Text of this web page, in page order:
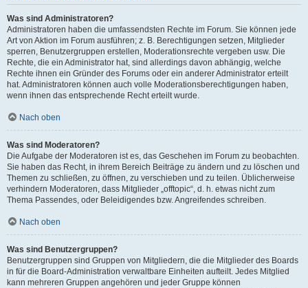
Was sind Administratoren?
Administratoren haben die umfassendsten Rechte im Forum. Sie können jede
Art von Aktion im Forum ausführen; z. B. Berechtigungen setzen, Mitglieder
sperren, Benutzergruppen erstellen, Moderationsrechte vergeben usw. Die
Rechte, die ein Administrator hat, sind allerdings davon abhängig, welche
Rechte ihnen ein Gründer des Forums oder ein anderer Administrator erteilt
hat. Administratoren können auch volle Moderationsberechtigungen haben,
wenn ihnen das entsprechende Recht erteilt wurde.
Nach oben
Was sind Moderatoren?
Die Aufgabe der Moderatoren ist es, das Geschehen im Forum zu beobachten.
Sie haben das Recht, in ihrem Bereich Beiträge zu ändern und zu löschen und
Themen zu schließen, zu öffnen, zu verschieben und zu teilen. Üblicherweise
verhindern Moderatoren, dass Mitglieder „offtopic“, d. h. etwas nicht zum
Thema Passendes, oder Beleidigendes bzw. Angreifendes schreiben.
Nach oben
Was sind Benutzergruppen?
Benutzergruppen sind Gruppen von Mitgliedern, die die Mitglieder des Boards
in für die Board-Administration verwaltbare Einheiten aufteilt. Jedes Mitglied
kann mehreren Gruppen angehören und jeder Gruppe können